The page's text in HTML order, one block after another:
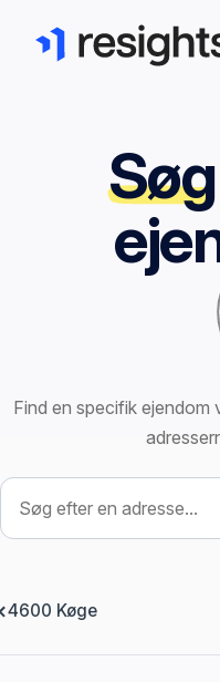
Søg
Find en specifik ejendom
Søg efter ejendom
4600 Køge